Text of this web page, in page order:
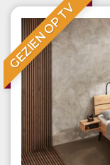
GEZIEN OP TV